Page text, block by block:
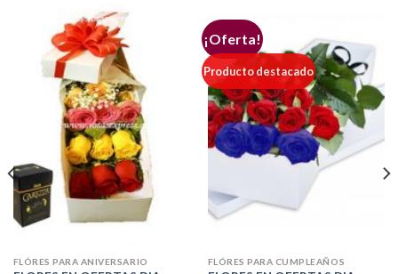
FLÓRES PARA ANIVERSARIO
¡Oferta!
Producto destacado
FLÓRES PARA CUMPLEAÑOS